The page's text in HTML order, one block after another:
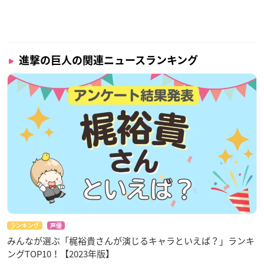
進撃の巨人の関連ニュースランキング
ランキング 声優
みんなが選ぶ「梶裕貴さんが演じるキャラといえば？」ランキ
ングTOP10！【2023年版】